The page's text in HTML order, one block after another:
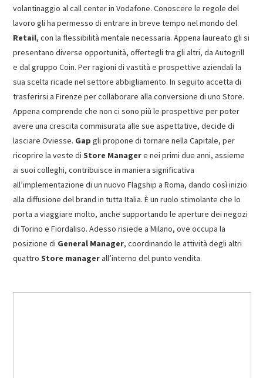
volantinaggio al call center in Vodafone. Conoscere le regole del
lavoro gli ha permesso di entrare in breve tempo nel mondo del
Retail, con la flessibilità mentale necessaria. Appena laureato gli si
presentano diverse opportunità, offertegli tra gli altri, da Autogrill
e dal gruppo Coin. Per ragioni di vastità e prospettive aziendali la
sua scelta ricade nel settore abbigliamento. In seguito accetta di
trasferirsi a Firenze per collaborare alla conversione di uno Store.
Appena comprende che non ci sono più le prospettive per poter
avere una crescita commisurata alle sue aspettative, decide di
lasciare Oviesse. Gap gli propone di tornare nella Capitale, per
ricoprire la veste diStore Managere nei primi due anni, assieme
ai suoi colleghi, contribuisce in maniera significativa
all’implementazione di un nuovo Flagship a Roma, dando così inizio
alla diffusione del brand in tutta Italia. È un ruolo stimolante che lo
porta a viaggiare molto, anche supportando le aperture dei negozi
di Torino e Fiordaliso. Adesso risiede a Milano, ove occupa la
posizione di General Manager, coordinando le attività degli altri
quattroStore managerall’interno del punto vendita.